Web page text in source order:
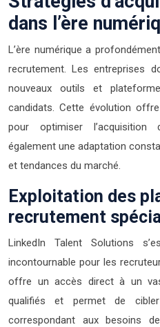
dans l’ère
L’ère numérique a
recrutement. Les entreprises
nouveaux outils et
candidats. Cette évolution
pour optimiser
également une adaptation
et tendances du marché.
Exploitation des
recrutement
LinkedIn Talent Solutions
incontournable pour les
offre un accès direct à un
qualifiés et permet de
correspondant aux besoins